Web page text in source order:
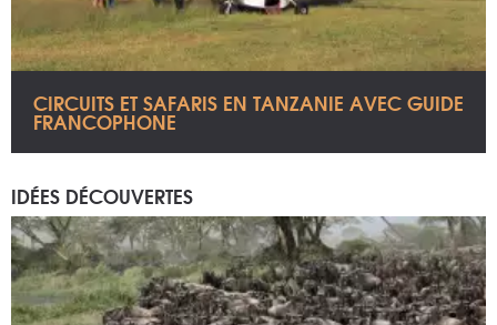
CIRCUITS ET SAFARIS EN TANZANIE AVEC GUIDE
FRANCOPHONE
IDÉES DÉCOUVERTES